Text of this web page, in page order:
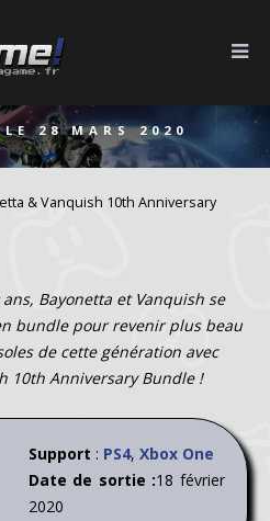
28 MARS 2020
& Vanquish 10th Anniversary
Bayonetta et Vanquish se
bundle pour revenir plus beau
de cette génération avec
10th Anniversary Bundle !
Support : PS4, Xbox One
Date de sortie :18 février
2020